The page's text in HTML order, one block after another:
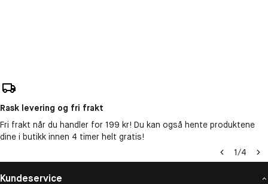
Rask levering og fri frakt
Fri frakt når du handler for 199 kr! Du kan også hente produktene
dine i butikk innen 4 timer helt gratis!
1/4
Kundeservice